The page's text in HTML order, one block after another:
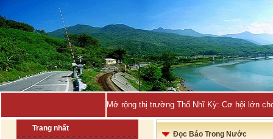
Mở rộng thị trường Thổ Nhĩ Kỳ: Cơ hội lớn
Trang nhất
Đọc Báo Trong Nước